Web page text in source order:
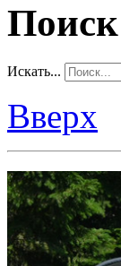
Поиск
Искать...
Вверх